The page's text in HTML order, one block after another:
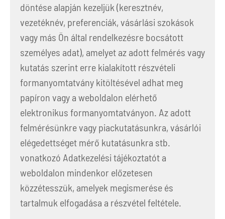
döntése alapján kezeljük (keresztnév,
vezetéknév, preferenciák, vásárlási szokások
vagy más Ön által rendelkezésre bocsátott
személyes adat), amelyet az adott felmérés vagy
kutatás szerint erre kialakított részvételi
formanyomtatvány kitöltésével adhat meg
papíron vagy a weboldalon elérhető
elektronikus formanyomtatványon. Az adott
felmérésünkre vagy piackutatásunkra, vásárlói
elégedettséget mérő kutatásunkra stb.
vonatkozó Adatkezelési tájékoztatót a
weboldalon mindenkor előzetesen
közzétesszük, amelyek megismerése és
tartalmuk elfogadása a részvétel feltétele.